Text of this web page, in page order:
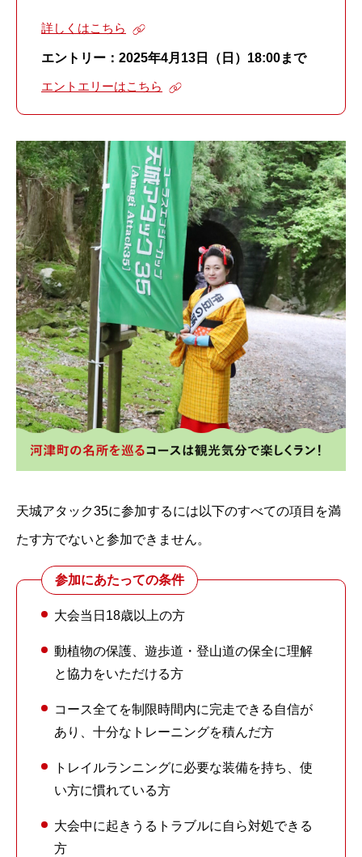
詳しくはこちら
エントリー：2025年4月13日（日）18:00まで
エントエリーはこちら
天城アタック35に参加するには以下のすべての項目を満
たす方でないと参加できません。
参加にあたっての条件
大会当日18歳以上の方
動植物の保護、遊歩道・登山道の保全に理解
と協力をいただける方
コース全てを制限時間内に完走できる自信が
あり、十分なトレーニングを積んだ方
トレイルランニングに必要な装備を持ち、使
い方に慣れている方
大会中に起きうるトラブルに自ら対処できる
方